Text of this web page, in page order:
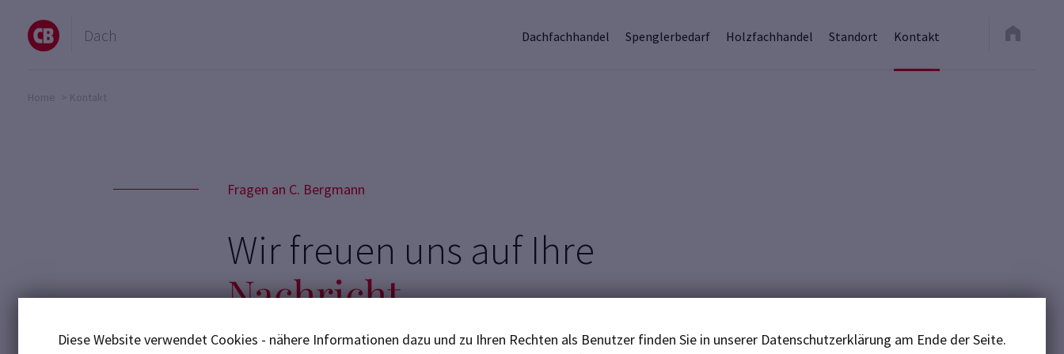
Dach Dachfachhandel Spenglerbedarf Holzfachhandel Standort Kontakt
Home > Kontakt
Fragen an C. Bergmann
Wir freuen uns auf Ihre
Nachricht.
Diese Website verwendet Cookies - nähere Informationen dazu und zu Ihren Rechten als Benutzer finden Sie in unserer Datenschutzerklärung am Ende der Seite.